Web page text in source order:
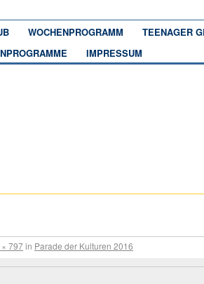
WOCHENPROGRAMM TEENAGER
IMPRESSUM
797in Parade der Kulturen 2016